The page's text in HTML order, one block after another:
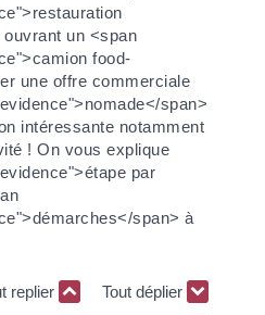
un <span
food-
une offre commerciale
span>
intéressante notamment
! On vous explique
par
span> à
replier Tout déplier